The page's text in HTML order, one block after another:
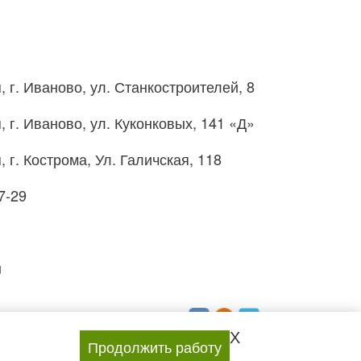
X
Продолжить работу
г. Иваново, ул. Станкостроителей, 8
г. Иваново, ул. Куконковых, 141 «Д»
г. Кострома, Ул. Галичская, 118
29
Мы в социальных сетях: